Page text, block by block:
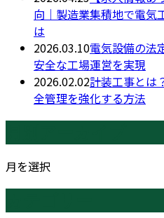
向｜製造業集積地で電気
は
2026.03.10電気設備の法
安全な工場運営を実現
2026.02.02計装工事とは
全管理を強化する方法
月を選択